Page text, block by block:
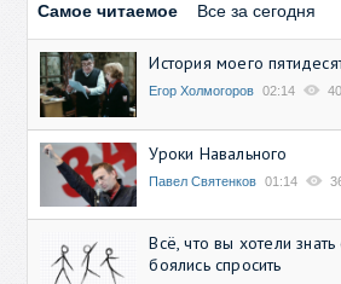
Самое читаемое Все за сегодня
История моего
Егор Холмогоров 02:14
Уроки Навального
Павел Святенков 01:14
Всё, что вы хотели
боялись спросить